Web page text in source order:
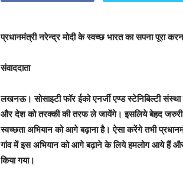
प्रधानमंत्री नरेन्द्र मोदी के स्वच्छ भारत का सपना पूरा
संवाददाता
लखनऊ। सोसाइटी फॉर ईको एनर्जी एण्ड स्टेनिबिल्टी
और देश को तरक्की की तरफ ले जायेंगे। इसलिये बेहद
स्वच्छता अभियान को आगे बढ़ाना है। ऐसा करेंगे तभी
गांव में इस अभियान को आगे बढ़ाने के लिये हमलोग आये हैं और
किया गया।